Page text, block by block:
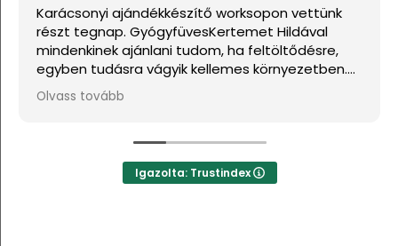
Karácsonyi ajándékkészítő worksopon vettünk
részt tegnap. GyógyfüvesKertemet Hildával
mindenkinek ajánlani tudom, ha feltöltődésre,
egyben tudásra vágyik kellemes környezetben.
Ha lehetne sokkal több csillagot adni, akkor azt
mind adnám.
Olvass tovább
Igazolta: Trustindex